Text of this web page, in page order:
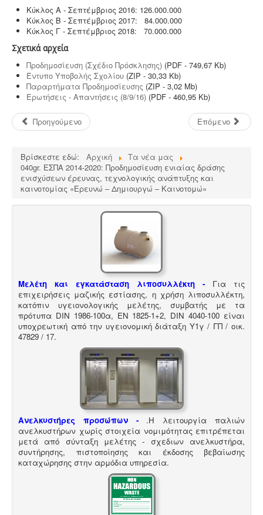
Κύκλος Α - Σεπτέμβριος 2016: 126.000.000
Κύκλος Β - Σεπτέμβριος 2017: 84.000.000
Κύκλος Γ - Σεπτέμβριος 2018: 70.000.000
Σχετικά αρχεία
Προδημοσίευση (Σχέδιο Πρόσκλησης) (PDF - 749,67 Kb)
Έντυπο Υποβολής Σχολίου (ZIP - 30,33 Kb)
Παραρτήματα Προδημοσίευσης (ZIP - 3,02 Mb)
Ερωτήσεις - Απαντήσεις (8/9/16) (PDF - 460,95 Kb)
Προηγούμενο Επόμενο
Βρίσκεστε εδώ: Αρχική
Τα νέα μας
040gr. ΕΣΠΑ 2014-2020: Προδημοσίευση ενιαίας δράσης
ενισχύσεων έρευνας, τεχνολογικής ανάπτυξης και
καινοτομίας «Ερευνώ – Δημιουργώ – Καινοτομώ»
Μελέτη και εγκατάσταση λιποσυλλέκτη -
Για τις
επιχειρήσεις μαζικής εστίασης, η χρήση λιποσυλλέκτη,
κατόπιν υγειονολογικής μελέτης, συμβατής με τα
πρότυπα DIN 1986-100α, EN 1825-1+2, DIN 4040-100 είναι
υποχρεωτική από την υγειονομική διάταξη Υ1γ / ΓΠ / οικ.
47829 / 17.
Ανελκυστήρες προσώπων - .Η λειτουργία παλιών
ανελκυστήρων χωρίς στοιχεία νομιμότητας επιτρέπεται
μετά από σύνταξη μελέτης - σχεδιων ανελκυστήρα,
συντήρησης, πιστοποίησης και έκδοσης βεβαίωσης
καταχώρησης στην αρμόδια υπηρεσία.